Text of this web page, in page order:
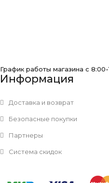
График работы магазина с
Информация
Доставка и возврат
Безопасные покупки
Партнеры
Система скидок